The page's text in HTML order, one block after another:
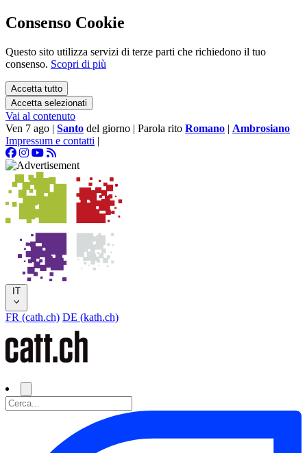
Consenso Cookie
Questo sito utilizza servizi di terze parti che richiedono il tuo
consenso. Scopri di più
Accetta tutto
Accetta selezionati
Vai al contenuto
Ven 7 ago | Santo del giorno | Parola rito Romano | Ambrosiano
Impressum e contatti |
IT
FR (cath.ch) DE (kath.ch)